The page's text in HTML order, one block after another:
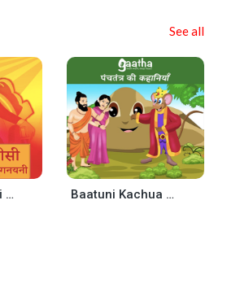
See all
Sinhasan Battisi – twentysixth Putli Mrignayani (सिंहासन बत्तीसी -छब्बीसवीं पुतली – मृगनयनी) Baatuni Kachua ( मूर्ख बातूनी कछुआ )